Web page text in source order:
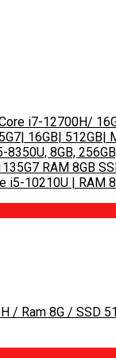
i7-12700H/
16GB| 512GB|
8GB,
RAM 8GB
i5-10210U | RAM
/ Ram 8G / SSD